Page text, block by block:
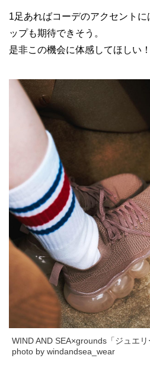
1足あればコーデのアクセント
ップも期待できそう。
是非この機会に体感してほしい！
WIND AND SEA×grounds「ジュエ
photo by windandsea_wear